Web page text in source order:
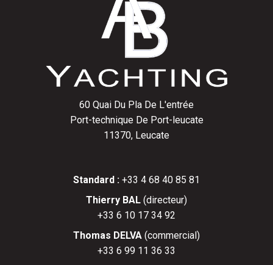
60 Quai Du Pla De L'entrée
Port-technique De Port-leucate
11370, Leucate
Standard : +33 4 68 40 85 81
Thierry BAL (directeur)
+33 6 10 17 34 92
Thomas DELVA (commercial)
+33 6 99 11 36 33